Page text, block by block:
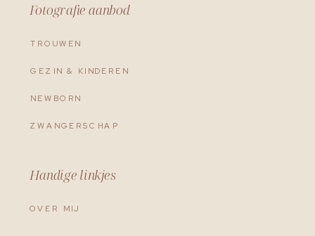
OVER MIJ
Handige linkjes
NEWBORN
GEZIN & KINDEREN
TROUWEN
Fotografie aanbod
ZWANGERSCHAP